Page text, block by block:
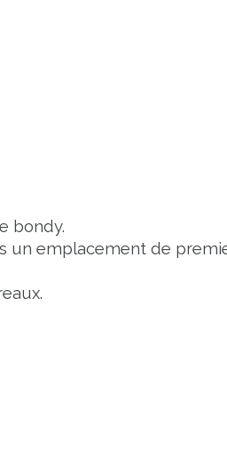
bondy.
un emplacement de